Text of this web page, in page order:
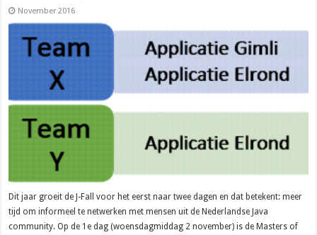
November 2016
Dit jaar groeit de J-Fall voor het eerst naar twee dagen en dat betekent: meer
tijd om informeel te netwerken met mensen uit de Nederlandse Java
community. Op de 1e dag (woensdagmiddag 2 november) is de Masters of